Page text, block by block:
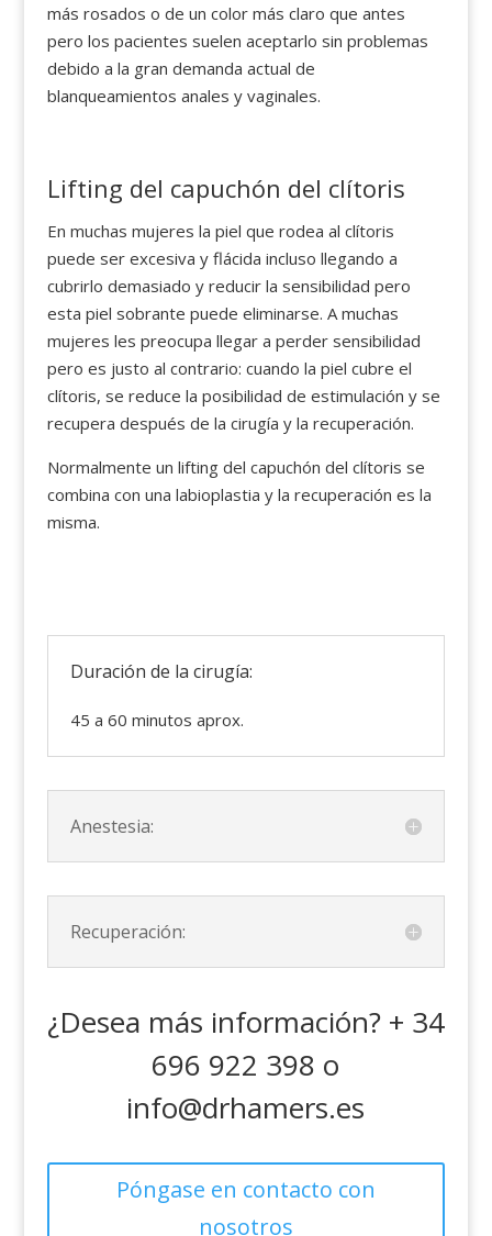
más rosados o de un color más claro que antes
pero los pacientes suelen aceptarlo sin problemas
debido a la gran demanda actual de
blanqueamientos anales y vaginales.
Lifting del capuchón del clítoris
En muchas mujeres la piel que rodea al clítoris
puede ser excesiva y flácida incluso llegando a
cubrirlo demasiado y reducir la sensibilidad pero
esta piel sobrante puede eliminarse. A muchas
mujeres les preocupa llegar a perder sensibilidad
pero es justo al contrario: cuando la piel cubre el
clítoris, se reduce la posibilidad de estimulación y se
recupera después de la cirugía y la recuperación.
Normalmente un lifting del capuchón del clítoris se
combina con una labioplastia y la recuperación es la
misma.
Duración de la cirugía:
45 a 60 minutos aprox.
Anestesia:
Recuperación:
¿Desea más información? + 34
696 922 398 o
info@drhamers.es
Póngase en contacto con
nosotros